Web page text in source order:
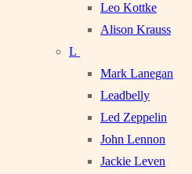
Leo Kottke
Alison Krauss
L
Mark Lanegan
Leadbelly
Led Zeppelin
John Lennon
Jackie Leven